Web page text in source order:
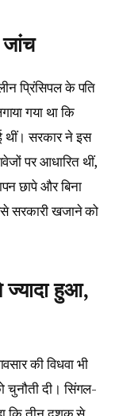
प्रिंसिपल के पति
गया था कि
थीं। सरकार ने इस
पर आधारित थीं,
छापे और बिना
सरकारी खजाने को
ज्यादा हुआ,
की विधवा भी
चुनौती दी। सिंगल-